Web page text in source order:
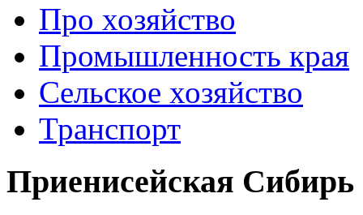
Про хозяйство
Промышленность края
Сельское хозяйство
Транспорт
Приенисейская Сибирь